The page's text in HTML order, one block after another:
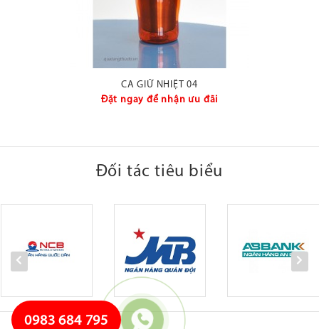
CA GIỮ NHIỆT 04
Đặt ngay để nhận ưu đãi
Đối tác tiêu biểu
0983 684 795